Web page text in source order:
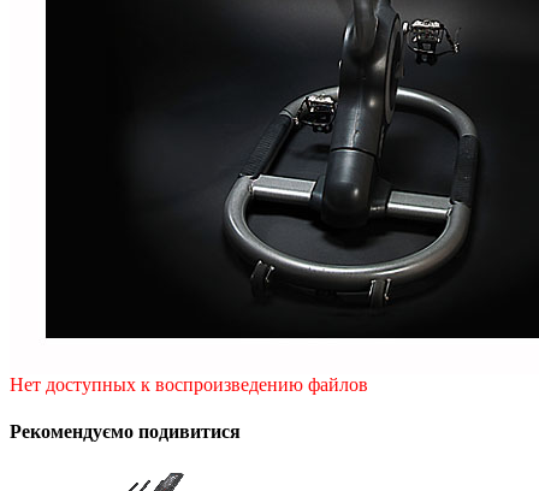
Нет доступных к воспроизведению файлов
Рекомендуємо подивитися